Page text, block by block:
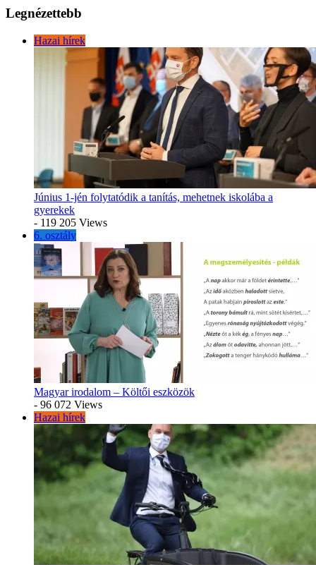
Legnézettebb
Hazai hírek
Június 1-jén folytatódik a tanítás, mehetnek iskolába a
gyerekek
- 119 205 Views
6. osztály
Magyar irodalom – Költői eszközök
- 96 072 Views
Hazai hírek